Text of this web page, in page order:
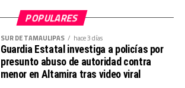
POPULARES
SUR DE TAMAULIPAS hace 3 días
Guardia Estatal investiga a policías por
presunto abuso de autoridad contra
menor en Altamira tras video viral